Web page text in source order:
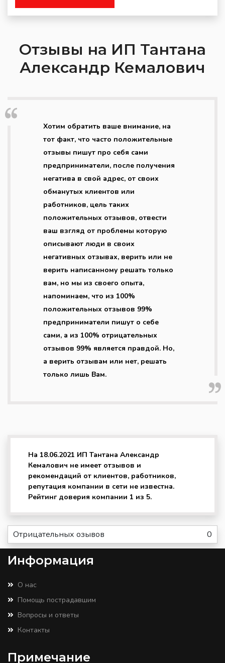
Отзывы на ИП Тантана
Александр Кемалович
Хотим обратить ваше внимание, на
тот факт, что часто положительные
отзывы пишут про себя сами
предприниматели, после получения
негатива в свой адрес, от своих
обманутых клиентов или
работников, цель таких
положительных отзывов, отвести
ваш взгляд от проблемы которую
описывают люди в своих
негативных отзывах, верить или не
верить написанному решать только
вам, но мы из своего опыта,
напоминаем, что из 100%
положительных отзывов 99%
предприниматели пишут о себе
сами, а из 100% отрицательных
отзывов 99% является правдой. Но,
а верить отзывам или нет, решать
только лишь Вам.
На 18.06.2021 ИП Тантана Александр
Кемалович не имеет отзывов и
рекомендаций от клиентов, работников,
репутация компании в сети не известна.
Рейтинг доверия компании 1 из 5.
Отрицательных озывов 0
Информация
О нас
Помощь пострадавшим
Вопросы и ответы
Контакты
Примечание